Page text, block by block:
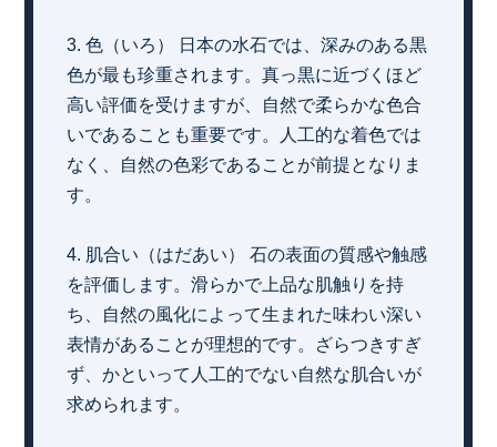
3. 色（いろ） 日本の水石では、深みのある黒
色が最も珍重されます。真っ黒に近づくほど
高い評価を受けますが、自然で柔らかな色合
いであることも重要です。人工的な着色では
なく、自然の色彩であることが前提となりま
す。
4. 肌合い（はだあい） 石の表面の質感や触感
を評価します。滑らかで上品な肌触りを持
ち、自然の風化によって生まれた味わい深い
表情があることが理想的です。ざらつきすぎ
ず、かといって人工的でない自然な肌合いが
求められます。